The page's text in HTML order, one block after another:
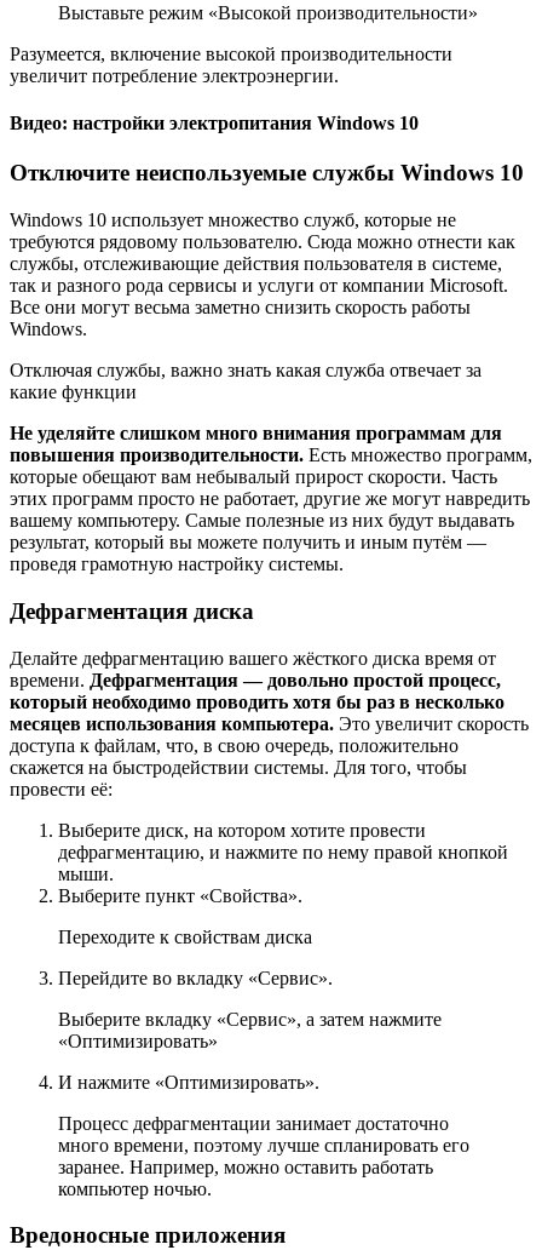
Выставьте режим «Высокой производительности»
Разумеется, включение высокой производительности
увеличит потребление электроэнергии.
Видео: настройки электропитания Windows 10
Отключите неиспользуемые службы Windows 10
Windows 10 использует множество служб, которые не
требуются рядовому пользователю. Сюда можно отнести как
службы, отслеживающие действия пользователя в системе,
так и разного рода сервисы и услуги от компании Microsoft.
Все они могут весьма заметно снизить скорость работы
Windows.
Отключая службы, важно знать какая служба отвечает за
какие функции
Не уделяйте слишком много внимания программам для
повышения производительности. Есть множество программ,
которые обещают вам небывалый прирост скорости. Часть
этих программ просто не работает, другие же могут навредить
вашему компьютеру. Самые полезные из них будут выдавать
результат, который вы можете получить и иным путём —
проведя грамотную настройку системы.
Дефрагментация диска
Делайте дефрагментацию вашего жёсткого диска время от
времени. Дефрагментация — довольно простой процесс,
который необходимо проводить хотя бы раз в несколько
месяцев использования компьютера. Это увеличит скорость
доступа к файлам, что, в свою очередь, положительно
скажется на быстродействии системы. Для того, чтобы
провести её:
Выберите диск, на котором хотите провести
дефрагментацию, и нажмите по нему правой кнопкой
мыши.
Выберите пункт «Свойства».
Переходите к свойствам диска
Перейдите во вкладку «Сервис».
Выберите вкладку «Сервис», а затем нажмите
«Оптимизировать»
И нажмите «Оптимизировать».
Процесс дефрагментации занимает достаточно
много времени, поэтому лучше спланировать его
заранее. Например, можно оставить работать
компьютер ночью.
Вредоносные приложения